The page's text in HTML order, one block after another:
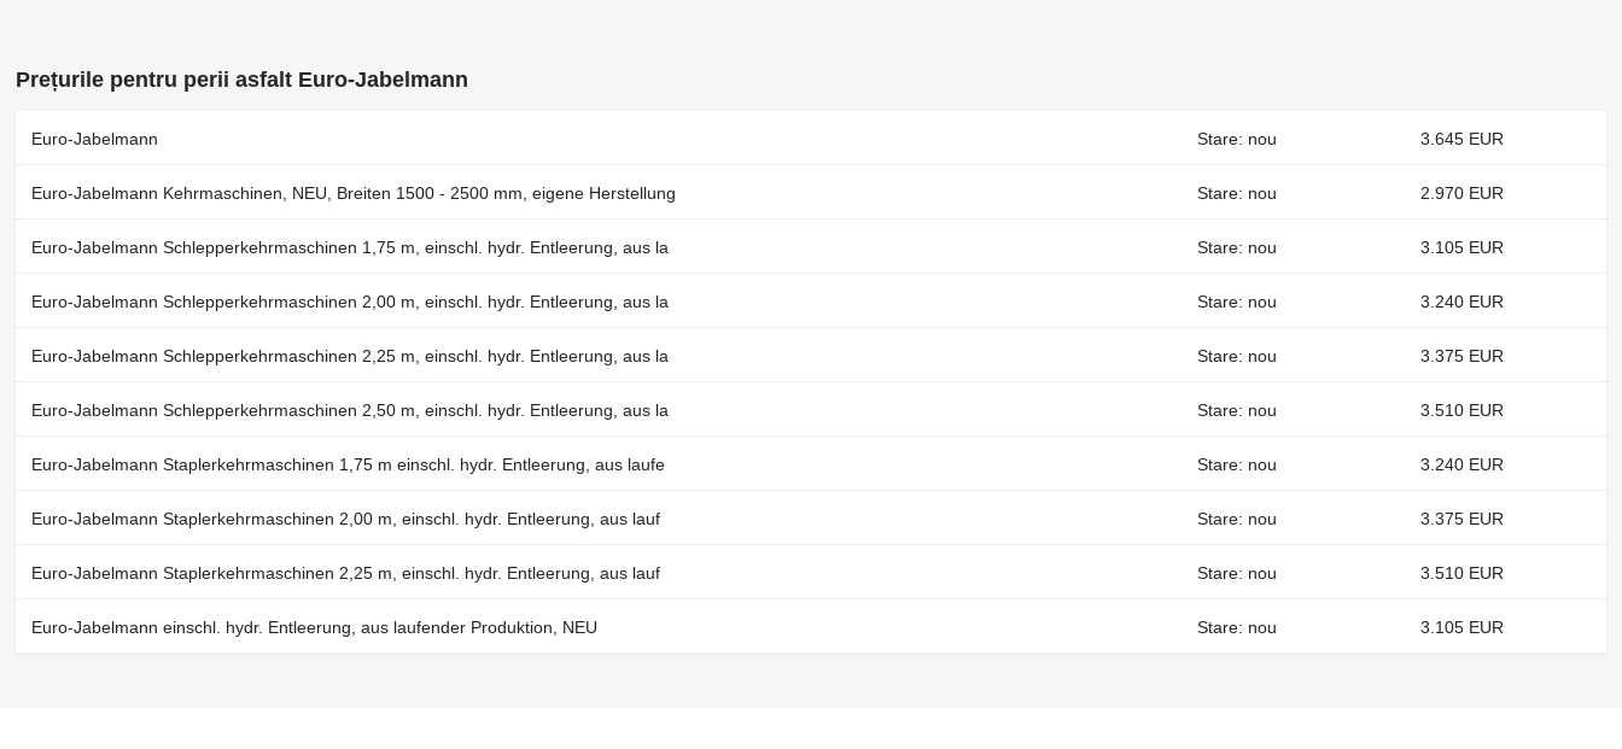
Prețurile pentru perii asfalt Euro-Jabelmann
Euro-Jabelmann Stare: nou 3.645 EUR
Euro-Jabelmann Kehrmaschinen, NEU, Breiten 1500 - 2500 mm, eigene Herstellung Stare: nou 2.970 EUR
Euro-Jabelmann Schlepperkehrmaschinen 1,75 m, einschl. hydr. Entleerung, aus la Stare: nou 3.105 EUR
Euro-Jabelmann Schlepperkehrmaschinen 2,00 m, einschl. hydr. Entleerung, aus la Stare: nou 3.240 EUR
Euro-Jabelmann Schlepperkehrmaschinen 2,25 m, einschl. hydr. Entleerung, aus la Stare: nou 3.375 EUR
Euro-Jabelmann Schlepperkehrmaschinen 2,50 m, einschl. hydr. Entleerung, aus la Stare: nou 3.510 EUR
Euro-Jabelmann Staplerkehrmaschinen 1,75 m einschl. hydr. Entleerung, aus laufe Stare: nou 3.240 EUR
Euro-Jabelmann Staplerkehrmaschinen 2,00 m, einschl. hydr. Entleerung, aus lauf Stare: nou 3.375 EUR
Euro-Jabelmann Staplerkehrmaschinen 2,25 m, einschl. hydr. Entleerung, aus lauf Stare: nou 3.510 EUR
Euro-Jabelmann einschl. hydr. Entleerung, aus laufender Produktion, NEU Stare: nou 3.105 EUR